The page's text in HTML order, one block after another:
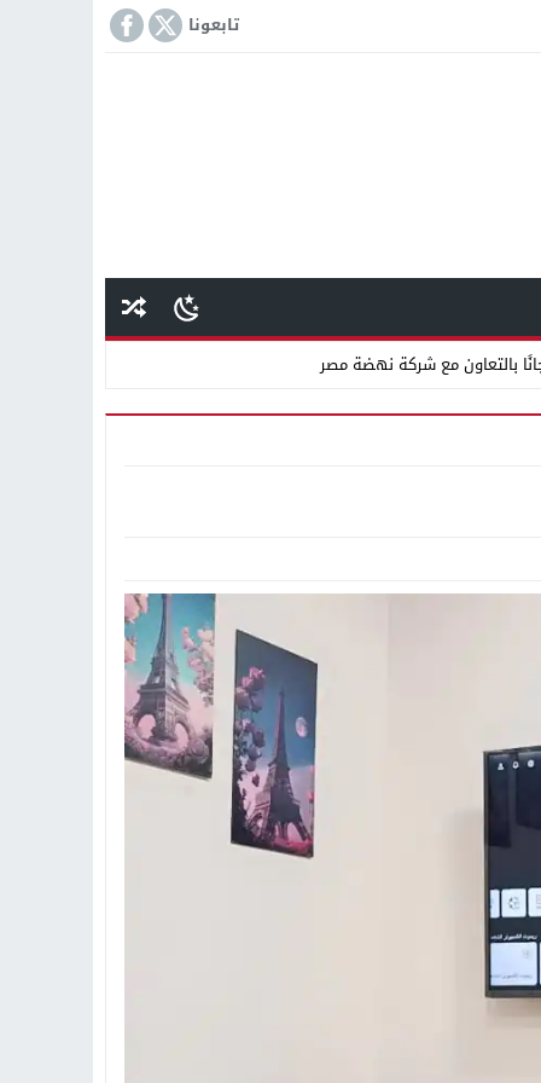
تابعونا
بالتعاون مع شركة نهضة مصر
«إمبراطور الأراضى» بمغاغة فى قضية رشوة واختلاس
15:51 بشار سعود.. “78 ساعة غيرت كل شيء”